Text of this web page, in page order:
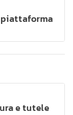
e tutele